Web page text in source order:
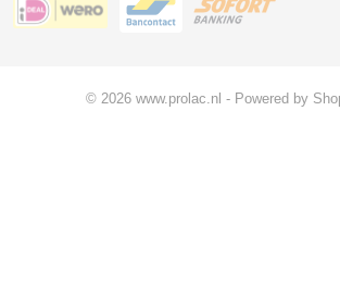
© 2026 www.prolac.nl - Powered by